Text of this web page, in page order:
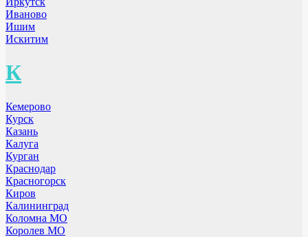
Иваново
Ишим
Искитим
К
Кемерово
Курск
Казань
Калуга
Курган
Краснодар
Красногорск
Киров
Калининград
Коломна МО
Королев МО